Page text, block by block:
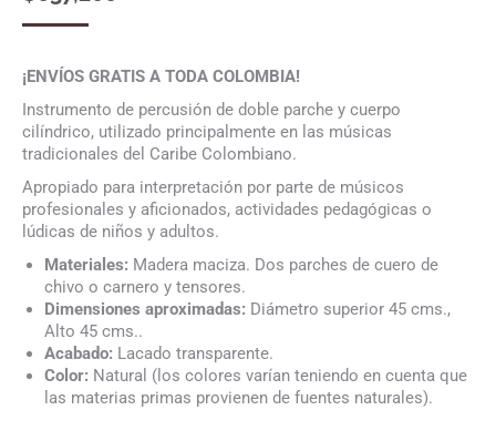
¡ENVÍOS GRATIS A TODA COLOMBIA!
Instrumento de percusión de doble parche y cuerpo
cilíndrico, utilizado principalmente en las músicas
tradicionales del Caribe Colombiano.
Apropiado para interpretación por parte de músicos
profesionales y aficionados, actividades pedagógicas o
lúdicas de niños y adultos.
Materiales: Madera maciza. Dos parches de cuero de
chivo o carnero y tensores.
Dimensiones aproximadas: Diámetro superior 45 cms.,
Alto 45 cms..
Acabado: Lacado transparente.
Color: Natural (los colores varían teniendo en cuenta que
las materias primas provienen de fuentes naturales).